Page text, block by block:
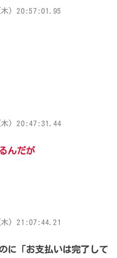
) 20:57:01.95
木) 20:47:31.44
んだが
) 21:07:44.21
に「お支払いは完了して